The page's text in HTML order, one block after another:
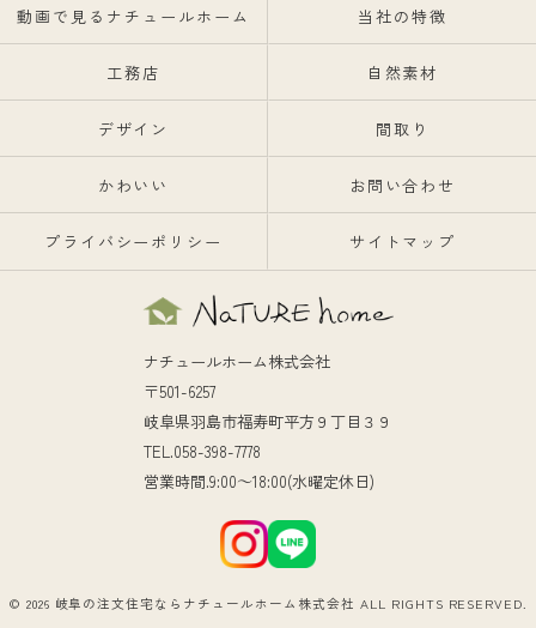
動画で見るナチュールホーム 当社の特徴
工務店 自然素材
デザイン 間取り
かわいい お問い合わせ
プライバシーポリシー サイトマップ
ナチュールホーム株式会社
〒501-6257
岐阜県羽島市福寿町平方９丁目３９
TEL.058-398-7778
営業時間.9:00～18:00(水曜定休日)
© 2026 岐阜の注文住宅ならナチュールホーム株式会社 ALL RIGHTS RESERVED.